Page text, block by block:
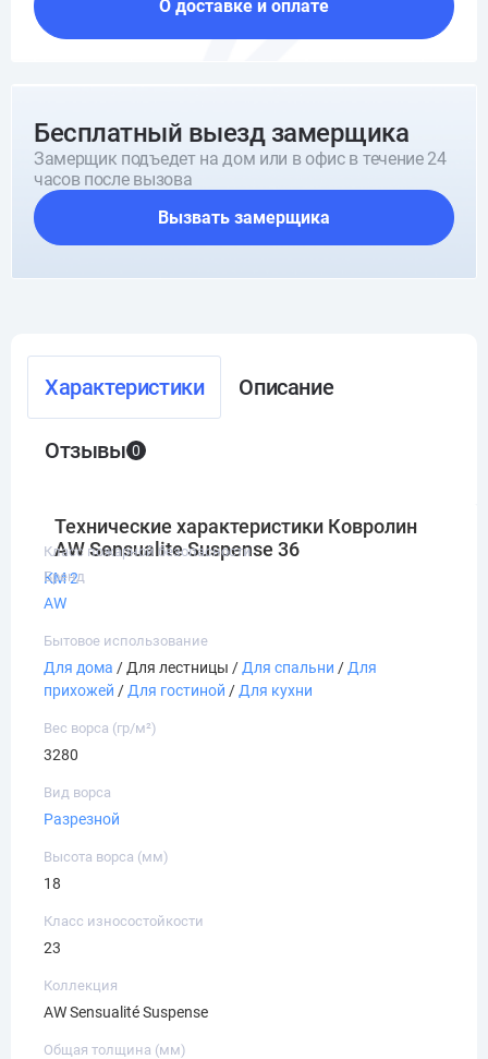
О доставке и оплате
Бесплатный выезд замерщика
Замерщик подъедет на дом или в офис в течение 24
часов после вызова
Вызвать замерщика
Характеристики Описание
Отзывы 0
Технические характеристики Ковролин
AW Sensualite Suspense 36
Класс пожарной безопасности
КМ 2
Бренд
AW
Бытовое использование
Для дома / Для лестницы /Для спальни /Для
прихожей /Для гостиной /Для кухни
Вес ворса (гр/м²)
3280
Вид ворса
Разрезной
Высота ворса (мм)
18
Класс износостойкости
23
Коллекция
AW Sensualité Suspense
Общая толщина (мм)